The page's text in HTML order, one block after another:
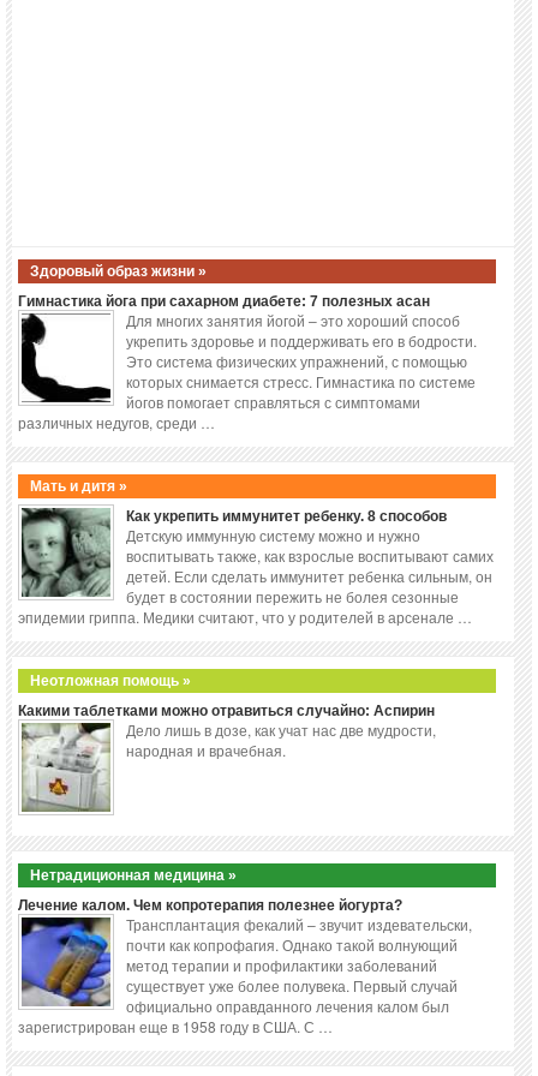
Здоровый образ жизни »
Гимнастика йога при сахарном диабете: 7 полезных асан
Для многих занятия йогой – это хороший способ
укрепить здоровье и поддерживать его в бодрости.
Это система физических упражнений, с помощью
которых снимается стресс. Гимнастика по системе
йогов помогает справляться с симптомами
различных недугов, среди …
Мать и дитя »
Как укрепить иммунитет ребенку. 8 способов
Детскую иммунную систему можно и нужно
воспитывать также, как взрослые воспитывают самих
детей. Если сделать иммунитет ребенка сильным, он
будет в состоянии пережить не болея сезонные
эпидемии гриппа. Медики считают, что у родителей в арсенале …
Неотложная помощь »
Какими таблетками можно отравиться случайно: Аспирин
Дело лишь в дозе, как учат нас две мудрости,
народная и врачебная.
Нетрадиционная медицина »
Лечение калом. Чем копротерапия полезнее йогурта?
Трансплантация фекалий – звучит издевательски,
почти как копрофагия. Однако такой волнующий
метод терапии и профилактики заболеваний
существует уже более полувека. Первый случай
официально оправданного лечения калом был
зарегистрирован еще в 1958 году в США. С …